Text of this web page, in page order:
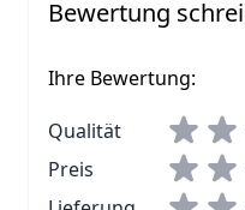
Bewertung
Ihre Bewertung:
Qualität
Preis